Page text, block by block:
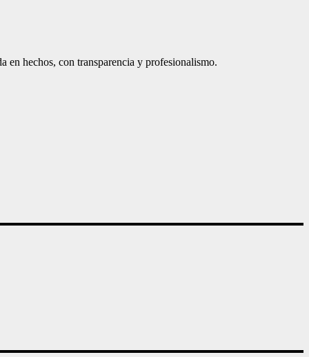
en hechos, con transparencia y profesionalismo.